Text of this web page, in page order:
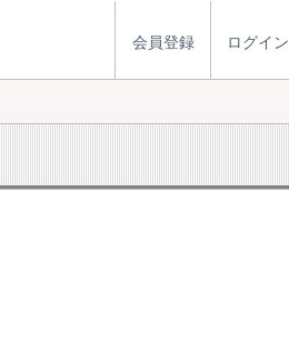
会員登録 ログイン